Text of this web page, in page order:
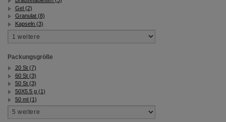
Gel (2)
Granulat (8)
Kapseln (3)
Packungsgröße
20 St (7)
60 St (3)
50 St (3)
50X5.5 g (1)
50 ml (1)